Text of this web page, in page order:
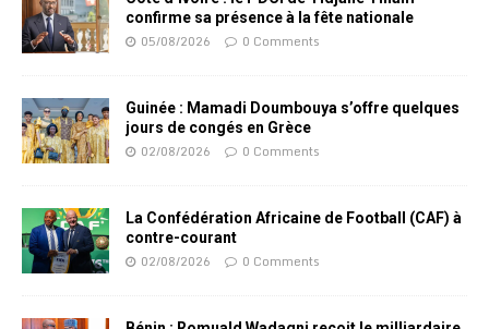
confirme sa présence à la fête nationale
05/08/2026 0 Comments
Guinée : Mamadi Doumbouya s’offre quelques
jours de congés en Grèce
02/08/2026 0 Comments
La Confédération Africaine de Football (CAF) à
contre-courant
02/08/2026 0 Comments